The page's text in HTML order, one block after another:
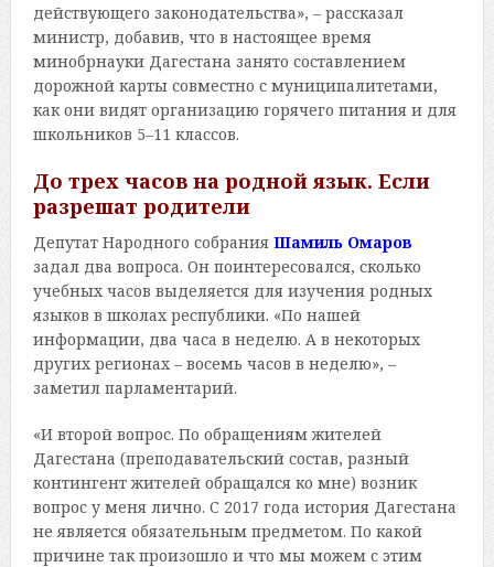
действующего законодательства», – рассказал
министр, добавив, что в настоящее время
минобрнауки Дагестана занято составлением
дорожной карты совместно с муниципалитетами,
как они видят организацию горячего питания и для
школьников 5–11 классов.
До трех часов на родной язык. Если
разрешат родители
Депутат Народного собрания Шамиль Омаров
задал два вопроса. Он поинтересовался, сколько
учебных часов выделяется для изучения родных
языков в школах республики. «По нашей
информации, два часа в неделю. А в некоторых
других регионах – восемь часов в неделю», –
заметил парламентарий.
«И второй вопрос. По обращениям жителей
Дагестана (преподавательский состав, разный
контингент жителей обращался ко мне) возник
вопрос у меня лично. С 2017 года история Дагестана
не является обязательным предметом. По какой
причине так произошло и что мы можем с этим